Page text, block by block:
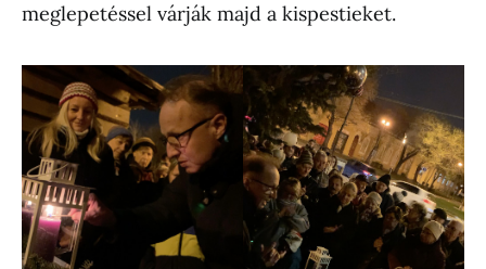
meglepetéssel várják majd a kispestieket.